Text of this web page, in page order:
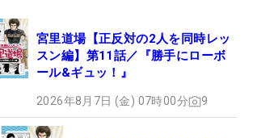
宮里道場【正反対の2人を同時レッ
スン編】第11話／『勝手にローボ
ール&ギュッ！』
2026年8月7日 (金) 07時00分 9